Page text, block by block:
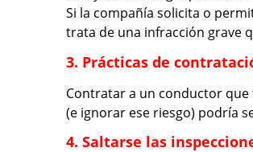
Si la compañía solicita o
trata de una infracción grave
3. Prácticas de
Contratar a un conductor
(e ignorar ese riesgo) podría
4. Saltarse las